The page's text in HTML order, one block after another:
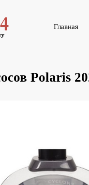
Главная
Polaris